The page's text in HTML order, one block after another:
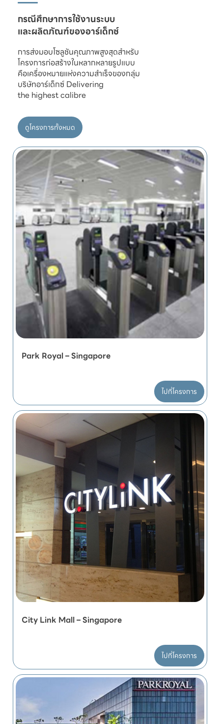
และผลิตภัณฑ์ของอาร์เด็กซ์
การส่งมอบโซลูชันคุณภาพสูงสุดสำหรับ
โครงการก่อสร้างในหลากหลายรูปแบบ
คือเครื่องหมายแห่งความสำเร็จของกลุ่ม
บริษัทอาร์เด็กซ์ Delivering
ดูโครงการทั้งหมด
Park Royal – Singapore
ไปที่โครงการ
City Link Mall – Singapore
ไปที่โครงการ